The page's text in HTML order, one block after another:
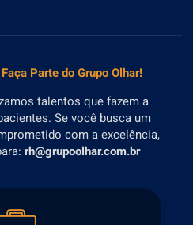
Faça Parte do Grupo Olhar!
talentos que fazem a
Se você busca um
com a excelência,
rh@grupoolhar.com.br